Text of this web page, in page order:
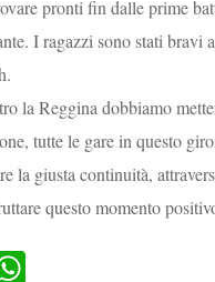
pronti fin dalle prime
I ragazzi sono stati bravi
la Reggina dobbiamo
tutte le gare in questo
la giusta continuità,
questo momento